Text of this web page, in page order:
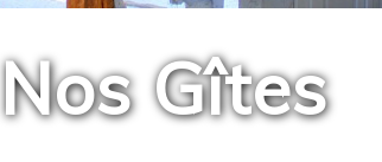
Nos Gîtes